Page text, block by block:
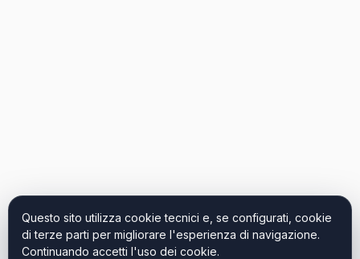
Questo sito utilizza cookie tecnici e, se configurati, cookie
di terze parti per migliorare l'esperienza di navigazione.
Continuando accetti l'uso dei cookie.